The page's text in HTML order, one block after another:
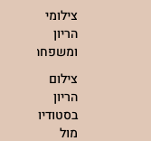
צילומי
הריון
ומשפחה
צילום
הריון
בסטודיו
מול